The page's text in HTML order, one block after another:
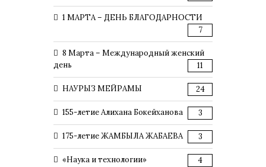
1 МАРТА – ДЕНЬ БЛАГОДАРНОСТИ
7
8 Марта – Международный женский
день
11
НАУРЫЗ МЕЙРАМЫ 24
155-летие Алихана Бокейханова 3
175-летие ЖАМБЫЛА ЖАБАЕВА 3
«Наука и технологии» 4